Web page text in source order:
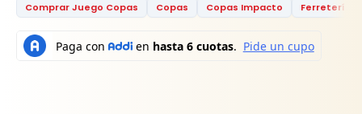
Comprar Juego Copas
Copas Copas Impacto Ferretería